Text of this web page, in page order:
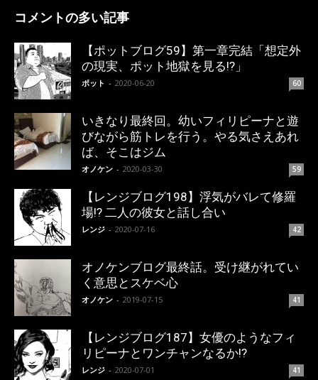
コメントの多い記事
【ポットブログ59】第一章完結「想定外
の現実、ポット地獄を見る!?」
ポット - 2020-06-20 60
いきなり最終回。幼いフィリピーナと遊
びながら筋トレを行う。やる気さえあれ
ば、そこはジム
オノケン - 2020-03-30 59
【レンジブログ198】浮気がバレて修羅
場!? 二人の彼女と話し合い
レンジ - 2020-07-16 42
オノケンブログ最終話。受け継がれてい
く意思とスケベ心
オノケン - 2019-07-15 41
【レンジブログ187】女優のようなフィ
リピーナとワンチャンなるか!?
レンジ - 2020-07-01 41